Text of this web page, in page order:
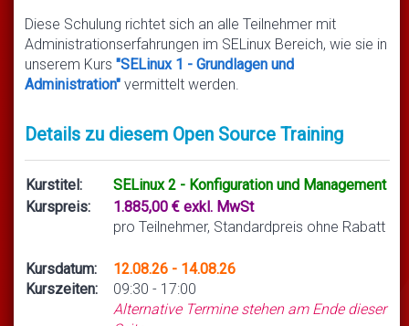
Diese Schulung richtet sich an alle Teilnehmer mit
Administrationserfahrungen im SELinux Bereich, wie sie in
unserem Kurs "SELinux 1 - Grundlagen und
Administration" vermittelt werden.
Details zu diesem Open Source Training
Kurstitel:
SELinux 2 - Konfiguration und Management
Kurspreis:
1.885,00 € exkl. MwSt
pro Teilnehmer, Standardpreis ohne Rabatt
Kursdatum:
Kurszeiten:
12.08.26 - 14.08.26
09:30 - 17:00
Alternative Termine stehen am Ende dieser